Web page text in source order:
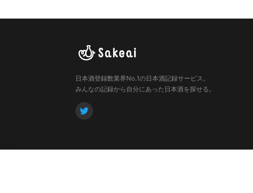
日本酒登録数業界No.1の日本酒記録サービス。
みんなの記録から自分にあった日本酒を探せる。